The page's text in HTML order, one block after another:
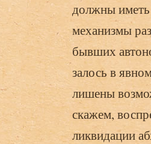
должны иметь
механизмы
бывших
залось в
лишены
скажем,
ликвидации